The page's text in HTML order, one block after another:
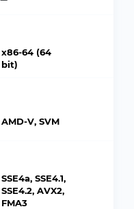
x86-64 (64
bit)
AMD-V, SVM
SSE4a, SSE4.1,
SSE4.2, AVX2,
FMA3